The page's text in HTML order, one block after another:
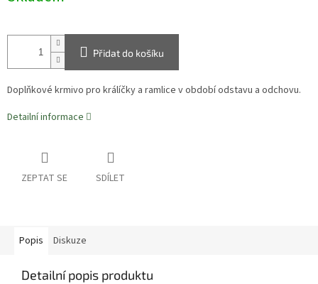
Přidat do košíku
Doplňkové krmivo pro králíčky a ramlice v období odstavu a odchovu.
Detailní informace
ZEPTAT SE SDÍLET
Popis Diskuze
Detailní popis produktu